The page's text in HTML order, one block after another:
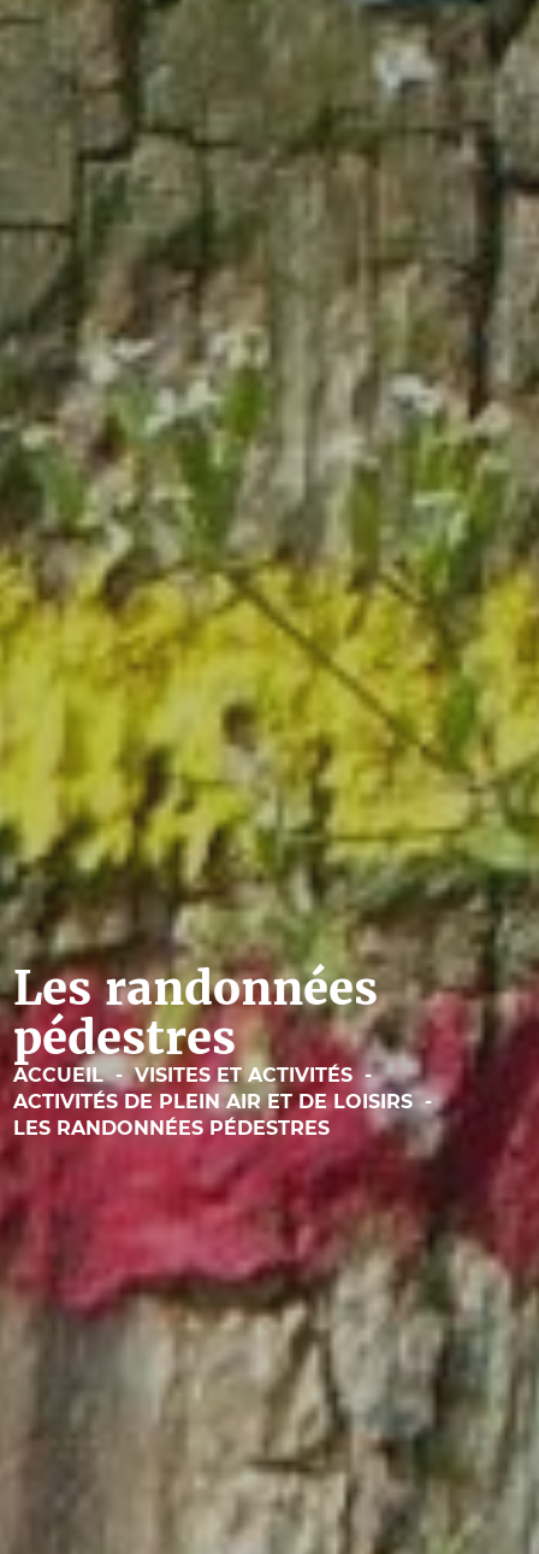
Les randonnées
pédestres
ACCUEIL - VISITES ET ACTIVITÉS -
ACTIVITÉS DE PLEIN AIR ET DE LOISIRS -
LES RANDONNÉES PÉDESTRES